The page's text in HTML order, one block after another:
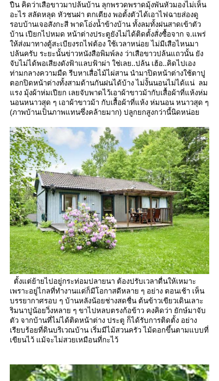
ปืน คิดว่าเสือขาวมาปล้นบ้าน ลุกพรวดพราดมุ้งพันหัวมองไม่เห็น
อะไร สลัดหลุด หัวชนฝา ตกเตียง พอตั้งตัวได้เอาไฟฉายส่องดู
รอบบ้านเจอสังกะสี พาดโอ่งน้ำข้างบ้าน ทั้งลมทั้งฝนสาดเข้าตัว
บ้าน เปียกไปหมด หน้าต่างประตูยังไม่ได้ติดตั้งสั่งซื้อจาก จ.แพร่
ห้ส่งมาทางตู้สะเบียงรถไฟต้อง ใช้เวลาหน่อ ไม่มีเสือไหนมา
ปล้นครับ ระยะนั้นข่าวหนังสือพิมพ์ลง ว่าเสือขาวปล้นแถวนั้น ยัง
จับไม่ได้พอเสียงดังฟ้าแลบฟ้าผ่า ใช่เลย..ปล้น เฮ้อ..คิดไปเอง
ท่ามกลางความมืด รีบหาเสื่อไม้ไผ่สาน นำมาปิดหน้าต่างใช้ตาปู
ตอกปิดหน้าต่างทั้งสามด้านกันฝนได้บ้าง ไม่งั้นนอนไม่ได้แน่ ลม
รง มุ้งผ้าห่มเปียก เลยจับพาดไว้เอาผ้าขาวม้ากับเสื้อผ้าที่แห้งห่ม
นอนหนาวสุด ๆ เอาผ้าขาวม้า กับเสื้อผ้าที่แห้ง ห่มนอน หนาวสุด ๆ
(ภาพบ้านเป็นภาพแทนซึ่งคล้ายมาก) ปลูกยกสูงกว่านี้นิดหน่อ
ตั้งแต่ย้ายไปอยู่กระท่อมปลายนา ต้องปรับเวลาตื่นให้เหมาะ
เพราะอยู่ไกลที่ทำงานแต่ก็มีโอกาสดีหลาย ๆ อย่าง ตอนเช้า เห็น
บรรยากาศรอบ ๆ บ้านหลังน้อยช่างสดชื่น ต้นข้าวเขียวเดินเลาะ
ริมนาปูน้อยวิ่งหลาย ๆ ขาไปหลบตรงก้อข้าว คงคิดว่า ักษ์มาจับ
ตัว จากบ้านที่ไม่ได้ติดหน้าต่าง ประตู ก็ได้รับการติดตั้ง อย่าง
เรียบร้อยที่ดินบริเวณบ้าน เริ่มมีไม้สวนครัว ไม้ดอกขึ้นตามแบบที่
เขียนไว้ ม้จะไม่สวยเหมือนที่กะไว้